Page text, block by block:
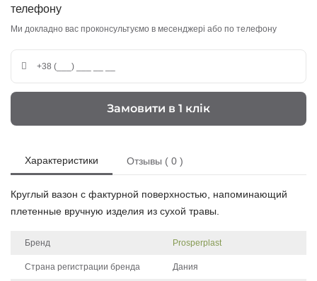
телефону
Ми докладно вас проконсультуємо в месенджері або по телефону
Замовити в 1 клік
Характеристики Отзывы ( 0 )
Круглый вазон с фактурной поверхностью, напоминающий
плетенные вручную изделия из сухой травы.
Бренд Prosperplast
Страна регистрации бренда Дания